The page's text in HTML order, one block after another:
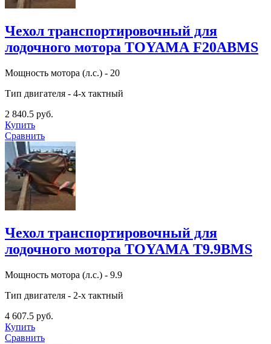
Чехол транспортировочный для
лодочного мотора TOYAMA F20ABMS
Мощность мотора (л.с.) - 20
Тип двигателя - 4-х тактный
2 840.5 руб.
Купить
Сравнить
Чехол транспортировочный для
лодочного мотора TOYAMA T9.9BMS
Мощность мотора (л.с.) - 9.9
Тип двигателя - 2-х тактный
4 607.5 руб.
Купить
Сравнить